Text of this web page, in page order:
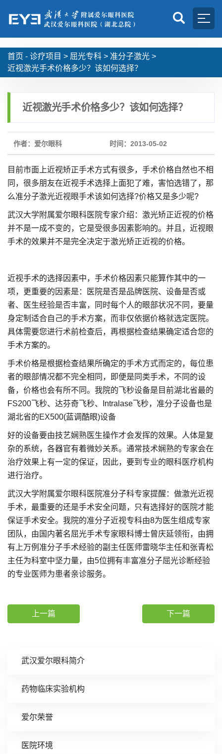
首页 - 诊疗项目 > 屈光专科 > 准分子激光 >
近视激光手术价格多少？该如何选择？
武汉爱尔眼科简介
药物临床实验机构
爱尔荣誉
医院环境
近视激光手术价格多少？该如何选择？
作者：爱尔眼科 时间：2013-05-02
目前市面上近视矫正手术方式有很多，手术价格自然也不相
同，很多朋友在近视手术选择上面犯了难，害怕选错了，那
么准分子激光近视眼手术该如何选择?价格又是多少呢?
武汉大学附属爱尔眼科医院专家介绍：激光矫正近视的价格
并不是一成不变的，它是受很多因素影响的。并且，近视眼
手术的效果并不是完全决定于激光矫正近视的价格。
近视手术的选择因素中，手术价格因素只能算作其中的一
项，更重要的因素是：医院是否是品牌医院、设备是否或
者、医生经验是否丰富，同时每个人的眼部状况不同，要量
身定制适合自己的手术方案，而非仅依据价格就选定医院。
具体需要您进行术前检查后，再根据检查结果确定适合您的
手术方案的。
手术价格是根据检查结果所确定的手术方式而定的，每位患
者的眼部情况都不完全相同，即便是同类手术，不同的设
备，价格也会有所不同。我院的飞秒设备是目前湖北省最的
FS200飞秒、达芬奇飞秒、Intralase飞秒，准分子设备也是
湖北省的EX500(蓝调酷眼)设备
好的设备要由技艺娴熟医生操作才会发挥的效果。人体是复
杂的系统，各器官有着微妙关系。通常技术娴熟的专家会在
治疗效果上有一定的保证，因此，要到专业的眼科医疗机构
进行治疗。
武汉大学附属爱尔眼科医院准分子科专家提醒：做激光近视
手术，最重要的还是手术安全问题，只有选择好的医院才能
保证手术安全。我院的准分子近视专科由8为医生组成专家
团队，由国内著名屈光手术专家眼科博士曾庆延领衔，由拥
有上万例准分子手术经验的副主任医师雷晓华主任和张青松
主任为科室中坚力量，由5位拥有丰富准分子屈光诊断经验
的专业医师为患者亲诊服务。
上一篇 下一篇